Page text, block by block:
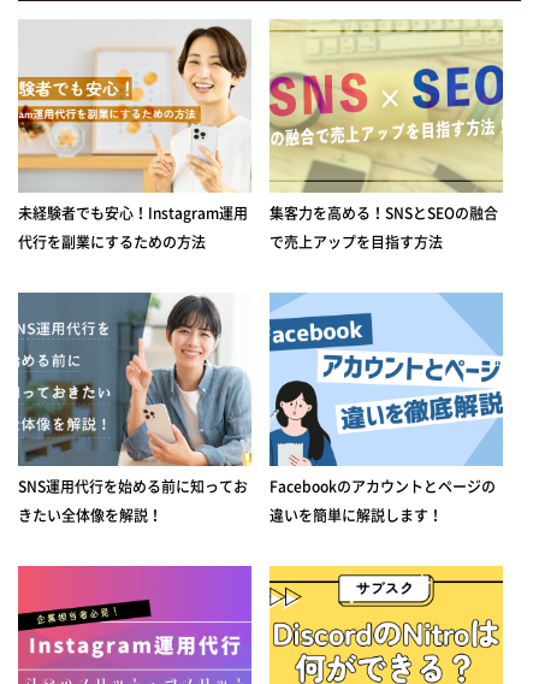
未経験者でも安心！Instagram運用
代行を副業にするための方法
集客力を高める！SNSとSEOの融合
で売上アップを目指す方法
SNS運用代行を始める前に知ってお
きたい全体像を解説！
Facebookのアカウントとページの
違いを簡単に解説します！